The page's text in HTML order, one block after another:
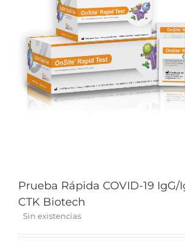
Prueba Rápida COVID-19 IgG/
CTK Biotech
Sin existencias